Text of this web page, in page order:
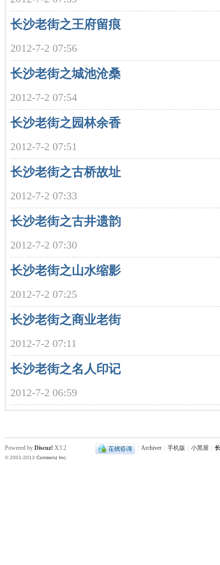
长沙老街之王府留痕
2012-7-2 07:56
长沙老街之城池沧桑
2012-7-2 07:54
长沙老街之园林余香
2012-7-2 07:51
长沙老街之古桥故址
2012-7-2 07:33
长沙老街之古井遗韵
2012-7-2 07:30
长沙老街之山水缩影
2012-7-2 07:25
长沙老街之商业老街
2012-7-2 07:11
长沙老街之名人印记
2012-7-2 06:59
Archiver 手机版 小黑屋
Powered by Discuz! X3.2
© 2001-2013 Comsenz Inc.